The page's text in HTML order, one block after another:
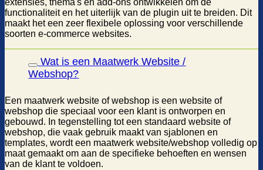
extensies, thema's en add-ons ontwikkelen om de
functionaliteit en het uiterlijk van de plugin uit te breiden. Dit
maakt het een zeer flexibele oplossing voor verschillende
soorten e-commerce websites.
Wat is een Maatwerk Website /
Webshop?
Een maatwerk website of webshop is een website of
webshop die speciaal voor een klant is ontworpen en
gebouwd. In tegenstelling tot een standaard website of
webshop, die vaak gebruik maakt van sjablonen en
templates, wordt een maatwerk website/webshop volledig op
maat gemaakt om aan de specifieke behoeften en wensen
van de klant te voldoen.